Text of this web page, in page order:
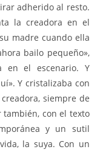
adherido al resto.
la creadora en el
madre cuando ella
bailo pequeño»,
en el escenario. Y
Y cristalizaba con
siempre de
con el texto
y un sutil
la suya. Con un